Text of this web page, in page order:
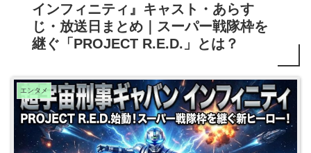
インフィニティ』キャスト・あらす
じ・放送日まとめ｜スーパー戦隊枠を
継ぐ「PROJECT R.E.D.」とは？
エンタメ